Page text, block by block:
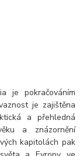
je pokračováním
je zajištěna
a přehledná
a znázornění
kapitolách pak